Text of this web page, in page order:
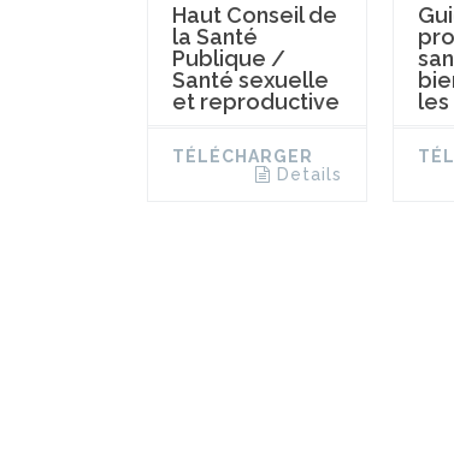
Haut Conseil de
la Santé
Publique /
Santé sexuelle
et reproductive
TÉLÉCHARGER
Details
les